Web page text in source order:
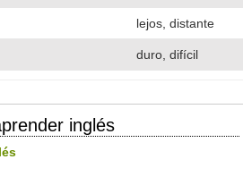
lejos, distante
duro, difícil
inglés